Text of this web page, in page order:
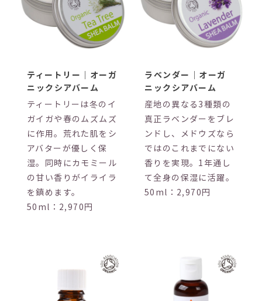
ティートリー｜オーガ
ニックシアバーム
ティートリーは冬のイ
ガイガや春のムズムズ
に作用。荒れた肌をシ
アバターが優しく保
湿。同時にカモミール
の甘い香りがイライラ
を鎮めます。
50ml：2,970円
ラベンダー｜オーガ
ニックシアバーム
産地の異なる3種類の
真正ラベンダーをブレ
ンドし、メドウズなら
ではのこれまでにない
香りを実現。1年通し
て全身の保湿に活躍。
50ml：2,970円